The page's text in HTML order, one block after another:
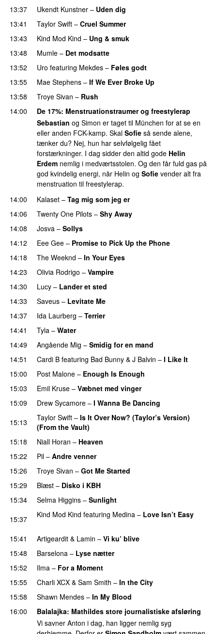
13:37
Ukendt Kunstner – Uden dig
13:41
Taylor Swift – Cruel Summer
13:43
Kind Mod Kind – Ung & smuk
13:48
Mumle – Det modsatte
13:52
Uro featuring Mekdes – Føles godt
13:55
Mae Stephens – If We Ever Broke Up
13:58
Troye Sivan – Rush
14:00
De 17%: Menstruationstraumer og freestylerap
Sebastian og Simon er taget til München for at se en
eller anden FCK-kamp. Skal Sofie så sende alene,
tænker du? Nej, hun har selvfølgelig fået
forstærkninger. I dag sidder den altid gode Helin
Erdem nemlig i medværtsstolen. Og den får fuld gas på
god kvindelig energi, når Helin og Sofie vender alt fra
menstruation til freestylerap.
14:00
Kalaset – Tag mig som jeg er
14:06 Twenty One Pilots – Shy Away
14:08
Josva – Sollys
14:12
Eee Gee – Promise to Pick Up the Phone
14:18
The Weeknd – In Your Eyes
14:23
Olivia Rodrigo – Vampire
14:30 Lucy – Lander et sted
14:33
Saveus – Levitate Me
14:37 Ida Laurberg – Terrier
14:41 Tyla – Water
14:49 Angående Mig – Smidig for en mand
14:51
Cardi B featuring Bad Bunny & J Balvin – I Like It
15:00 Post Malone – Enough Is Enough
15:03
Emil Kruse – Væbnet med vinger
15:09 Drew Sycamore – I Wanna Be Dancing
15:13
Taylor Swift – Is It Over Now? (Taylor’s Version)
(From the Vault)
15:18
Niall Horan – Heaven
15:22
Pil – Andre venner
15:26
Troye Sivan – Got Me Started
15:29 Blæst – Disko i KBH
15:34
Selma Higgins – Sunlight
15:37 Kind Mod Kind featuring Medina – Love Isn’t Easy
15:41 Artigeardit & Lamin – Vi ku’ blive
15:48
Barselona – Lyse nætter
15:52
Ilma – For a Moment
15:55 Charli XCX & Sam Smith – In the City
15:58
Shawn Mendes – In My Blood
16:00
Balalajka: Mathildes store journalistiske afsløring
Vi savner Anton i dag, han ligger nemlig syg